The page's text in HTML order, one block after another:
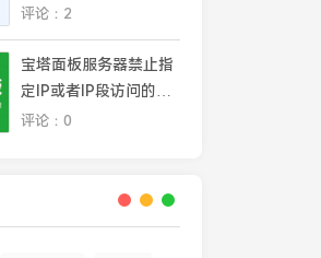
平台，完全掌控网站数
据安全和隐私
评论：2
宝塔面板服务器禁止指
定IP或者IP段访问的几
种常见方法
评论：0